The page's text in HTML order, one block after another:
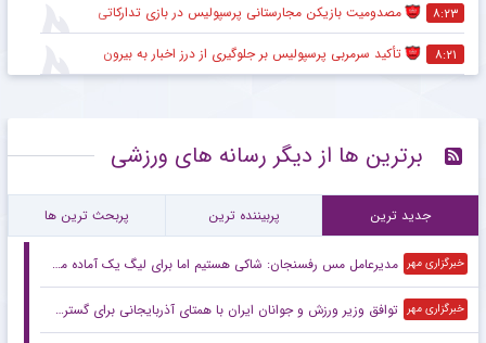
۸:۲۳ مصدومیت بازیکن مجارستانی پرسپولیس در بازی تدارکاتی
۸:۲۱ تأکید سرمربی پرسپولیس بر جلوگیری از درز اخبار به بیرون
برترین ها از دیگر رسانه های ورزشی
جدید ترین پربیننده ترین پربحث ترین ها
خبرگزاری مهر مدیرعامل مس رفسنجان: شاکی هستیم اما برای لیگ یک آماده می‌شویم
خبرگزاری مهر توافق وزیر ورزش و جوانان ایران با همتای آذربایجانی برای گسترش همکاری